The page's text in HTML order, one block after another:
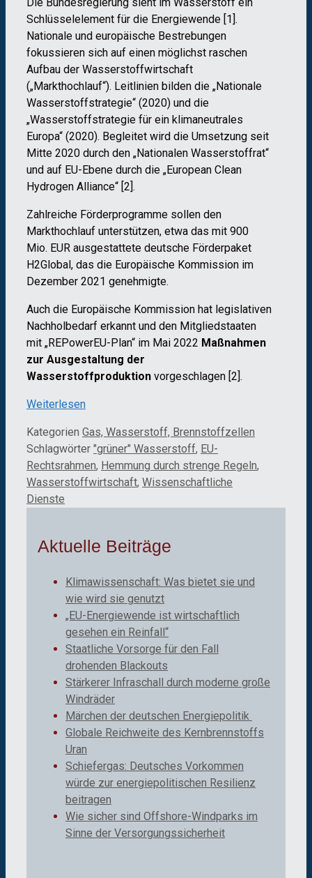
Schlüsselelement für die Energiewende [1].
Nationale und europäische Bestrebungen
fokussieren sich auf einen möglichst raschen
Aufbau der Wasserstoffwirtschaft
(„Markthochlauf“). Leitlinien bilden die „Nationale
Wasserstoffstrategie“ (2020) und die
„Wasserstoffstrategie für ein klimaneutrales
Europa“ (2020). Begleitet wird die Umsetzung seit
Mitte 2020 durch den „Nationalen Wasserstoffrat“
und auf EU-Ebene durch die „European Clean
Hydrogen Alliance“ [2].
Zahlreiche Förderprogramme sollen den
Markthochlauf unterstützen, etwa das mit 900
Mio. EUR ausgestattete deutsche Förderpaket
H2Global, das die Europäische Kommission im
Dezember 2021 genehmigte.
Auch die Europäische Kommission hat legislativen
Nachholbedarf erkannt und den Mitgliedstaaten
mit „REPowerEU-Plan“ im Mai 2022 Maßnahmen
zur Ausgestaltung der
Wasserstoffproduktion vorgeschlagen [2].
Weiterlesen
Kategorien Gas, Wasserstoff, Brennstoffzellen
Schlagwörter "grüner" Wasserstoff, EU-
Rechtsrahmen, Hemmung durch strenge Regeln,
Wasserstoffwirtschaft, Wissenschaftliche
Dienste
Aktuelle Beiträge
Klimawissenschaft: Was bietet sie und
wie wird sie genutzt
„EU-Energiewende ist wirtschaftlich
gesehen ein Reinfall“
Staatliche Vorsorge für den Fall
drohenden Blackouts
Stärkerer Infraschall durch moderne große
Windräder
Märchen der deutschen Energiepolitik
Globale Reichweite des Kernbrennstoffs
Uran
Schiefergas: Deutsches Vorkommen
würde zur energiepolitischen Resilienz
beitragen
Wie sicher sind Offshore-Windparks im
Sinne der Versorgungssicherheit